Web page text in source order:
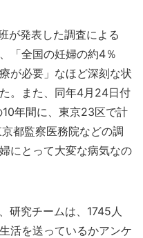
が発表した調査による
「全国の妊婦の約4％
が必要」なほど深刻な状
。また、同年4月24日付
年間に、東京23区で計
都監察医務院などの調
にとって大変な病気なの
研究チームは、1745人
活を送っているかアンケ